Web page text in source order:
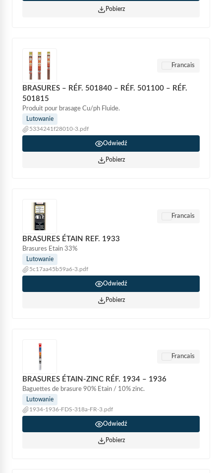
Pobierz
Francais
BRASURES – RÉF. 501840 – RÉF. 501100 – RÉF.
501815
Produit pour brasage Cu/ph Fluide.
Lutowanie
5334241f28010-3.pdf
Odwiedź
Pobierz
Francais
BRASURES ÉTAIN REF. 1933
Brasures Etain 33%
Lutowanie
5c17aa45b59a6-3.pdf
Odwiedź
Pobierz
Francais
BRASURES ÉTAIN-ZINC RÉF. 1934 – 1936
Baguettes de brasure 90% Etain / 10% zinc.
Lutowanie
1934-1936-FDS-318a-FR-3.pdf
Odwiedź
Pobierz